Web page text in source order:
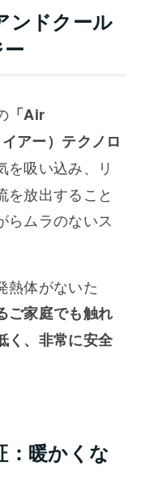
ンドクール
「Air
アー）テクノロ
を吸い込み、リ
を放出すること
らムラのないス
熱体がないた
ご家庭でも触れ
く、非常に安全
暖かくな